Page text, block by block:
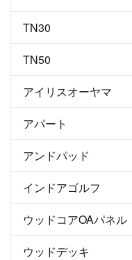
TN30
TN50
アイリスオーヤマ
アパート
アンドパッド
インドアゴルフ
ウッドコアOAパネル
ウッドデッキ